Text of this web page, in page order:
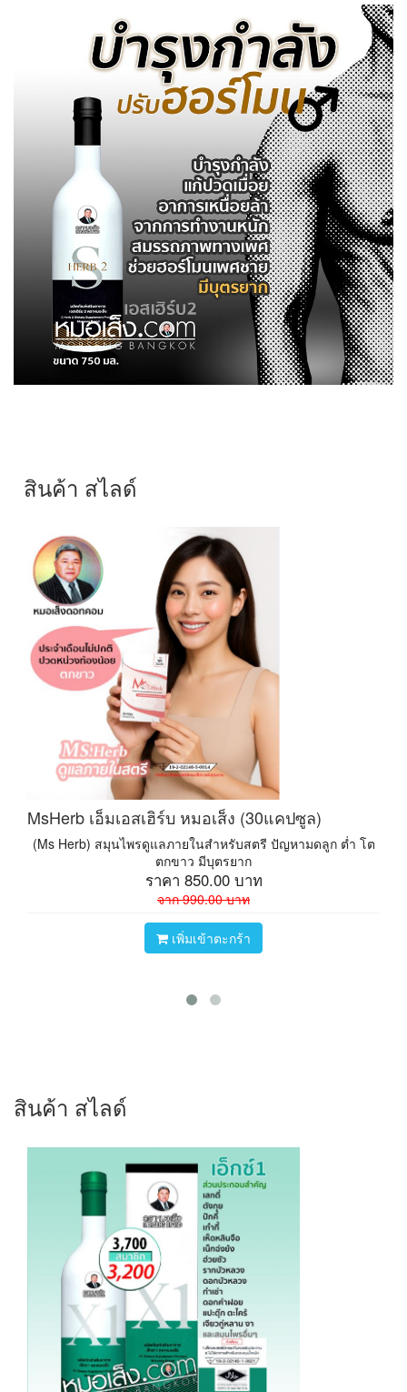
สินค้า สไลด์
MsHerb เอ็มเอสเฮิร์บ หมอเส็ง (30แคปซูล)
(Ms Herb) สมุนไพรดูแลภายในสำหรับสตรี ปัญหามดลูก ต่ำ โต
ตกขาว มีบุตรยาก
ราคา 850.00 บาท
จาก990.00บาท
เพิ่มเข้าตะกร้า
สินค้า สไลด์